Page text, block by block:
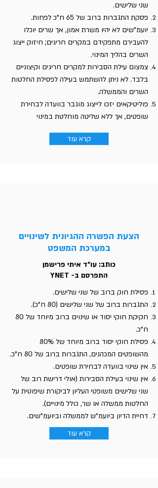
שני שלישים.
פסקת התגברות ברוב של 65 ח"כ לפחות.
יועמ"שים לא יהיו משרת אמון, אך שרים יוכלו
להעבירם מתפקידם במקרים חריגים; חיזוק ייצוג
השרים בהליך המינוי.
צמצום עילת הסבירות למקרים חריגים וקיצוניים
בלבד. לא ניתן להשתמש בעילה לפסילת החלטות
השרים והממשלה.
פוליטיקאים יזכו לייצוג מוגבר בוועדה לבחירת
שופטים, אך ללא שליטה מוחלטת במינוי
קרא עוד
הצעת הפשרה ההגיונית לשינויים
במערכת המשפט
כותב: עו"ד איתי פרישמן
התפרסם ב- YNET
פסילת חוק ברוב של שני שלישים.
התגברות ברוב של שני שלישים (80 ח"כ).
חקיקת חוקי יסוד או שינוים ברוב מיוחד של 80
ח"כ.
פסילת חוקי יסוד ברוב מיוחד של 80%
מהשופטים המכהנים, התגברות ברוב של 80 ח"כ.
אין שינוי בוועדה לבחירת שופטים.
אין שינוי בעילת הסבירות (אולי דרישת רוב של
שני שלישים משופטי העליון לביקורת שיפוטית על
החלטות ממשלה או שר, כולל מינויים).
דחיית הדיון ביועמ"ש לממשלה וביועמ"שים.
קרא עוד